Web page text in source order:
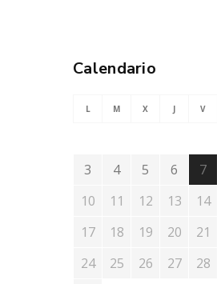
Calendario
L M X J V
3
4 5 6 7
10
11 12 13 14
17
18 19 20 21
24
25 26 27 28